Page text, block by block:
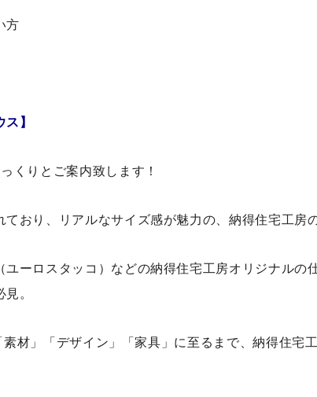
方
】
くりとご案内致します！
おり、リアルなサイズ感が魅力の、納得住宅工房
ーロスタッコ）などの納得住宅工房オリジナルの
。
材」「デザイン」「家具」に至るまで、納得住宅